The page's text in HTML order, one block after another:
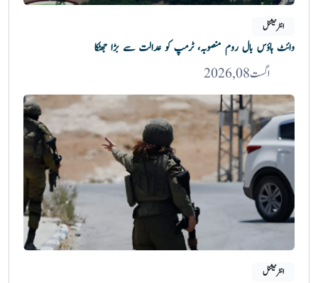
انٹرنیشنل
وائٹ ہاؤس بال روم منصوبہ، ٹرمپ کو عدالت سے بڑا جھٹکا
اگست 08, 2026
انٹرنیشنل